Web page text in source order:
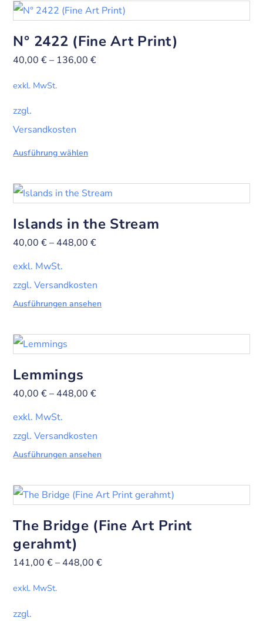
N° 2422 (Fine Art Print)
40,00€– 136,00€
exkl. MwSt.
zzgl.
Versandkosten
Ausführung wählen
Islands in the Stream
40,00€– 448,00€
exkl. MwSt.
zzgl. Versandkosten
Ausführungen ansehen
Lemmings
40,00€– 448,00€
exkl. MwSt.
zzgl. Versandkosten
Ausführungen ansehen
The Bridge (Fine Art Print
gerahmt)
141,00€– 448,00€
exkl. MwSt.
zzgl.